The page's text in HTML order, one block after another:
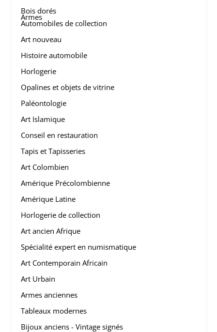
Bois dorés
Armes
Automobiles de collection
Art nouveau
Histoire automobile
Horlogerie
Opalines et objets de vitrine
Paléontologie
Art Islamique
Conseil en restauration
Tapis et Tapisseries
Art Colombien
Amérique Précolombienne
Amérique Latine
Horlogerie de collection
Art ancien Afrique
Spécialité expert en numismatique
Art Contemporain Africain
Art Urbain
Armes anciennes
Tableaux modernes
Bijoux anciens - Vintage signés